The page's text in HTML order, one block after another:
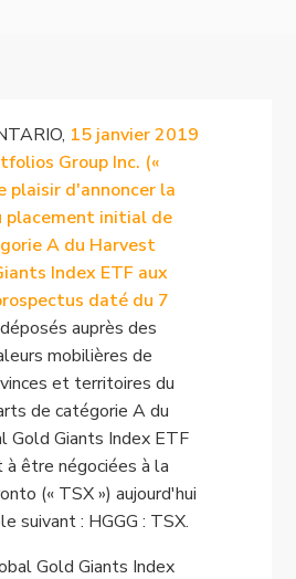
15 janvier 2019
Group Inc. («
plaisir d'annoncer la
placement initial de
A du Harvest
Index ETF aux
daté du 7
déposés auprès des
mobilières de
et territoires du
de catégorie A du
Gold Giants Index ETF
à être négociées à la
(« TSX ») aujourd'hui
suivant : HGGG : TSX.
Gold Giants Index